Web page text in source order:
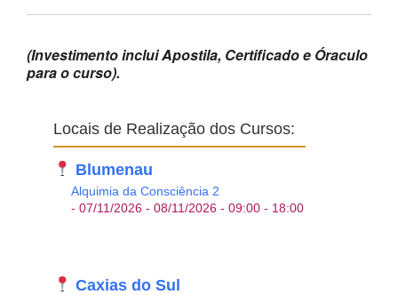
(Investimento inclui Apostila, Certificado e Óraculo
para o curso).
Locais de Realização dos Cursos:
Blumenau
Alquimia da Consciência 2
- 07/11/2026 - 08/11/2026 - 09:00 - 18:00
Caxias do Sul